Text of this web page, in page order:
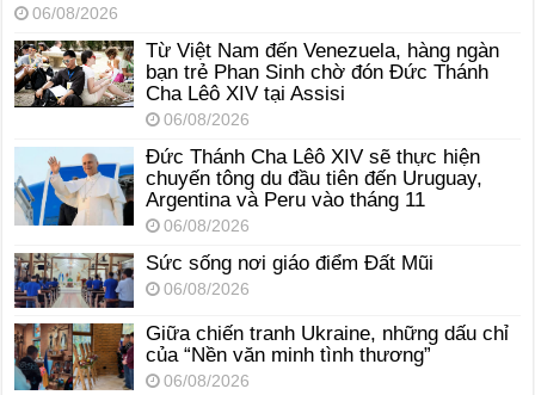
06/08/2026
Từ Việt Nam đến Venezuela, hàng ngàn
bạn trẻ Phan Sinh chờ đón Đức Thánh
Cha Lêô XIV tại Assisi
06/08/2026
Đức Thánh Cha Lêô XIV sẽ thực hiện
chuyến tông du đầu tiên đến Uruguay,
Argentina và Peru vào tháng 11
06/08/2026
Sức sống nơi giáo điểm Đất Mũi
06/08/2026
Giữa chiến tranh Ukraine, những dấu chỉ
của “Nền văn minh tình thương”
06/08/2026